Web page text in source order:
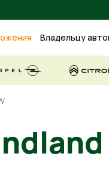
Владельцу